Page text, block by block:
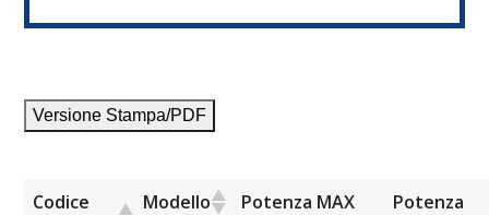
Versione Stampa/PDF
Codice
Modello
Potenza MAX
Potenza